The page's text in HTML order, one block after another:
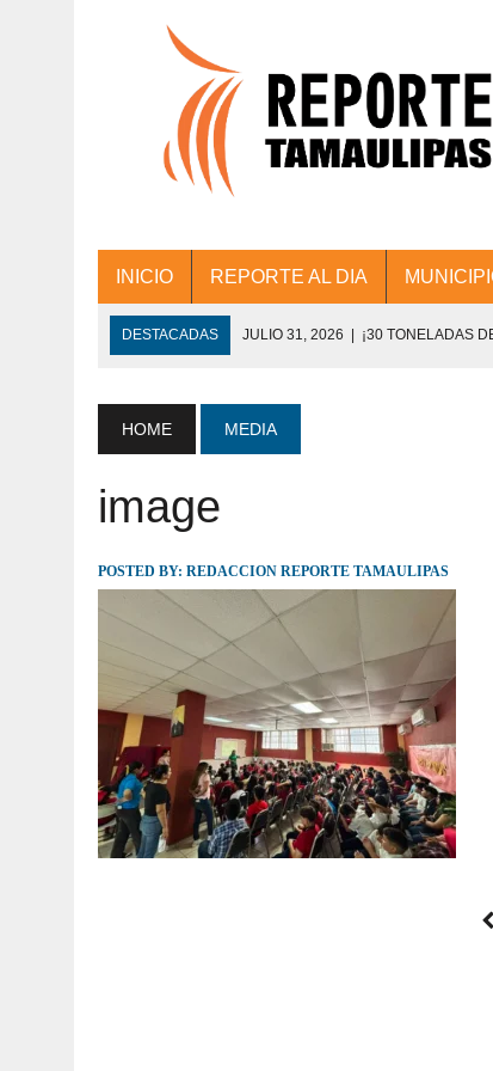
INICIO REPORTE AL DIA
DESTACADAS JULIO 31, 2026 | ¡30 TONELADAS
JULIO 30, 2026 | 💧🚰 ¡AGUA PARA LA COMUNIDAD!
DE COLONIA.
JULIO 30, 2026 | TAMAULIPAS TE INVITA A
HOME MEDIA
image
POSTED BY: REDACCION REPORTE TAMAULIPAS